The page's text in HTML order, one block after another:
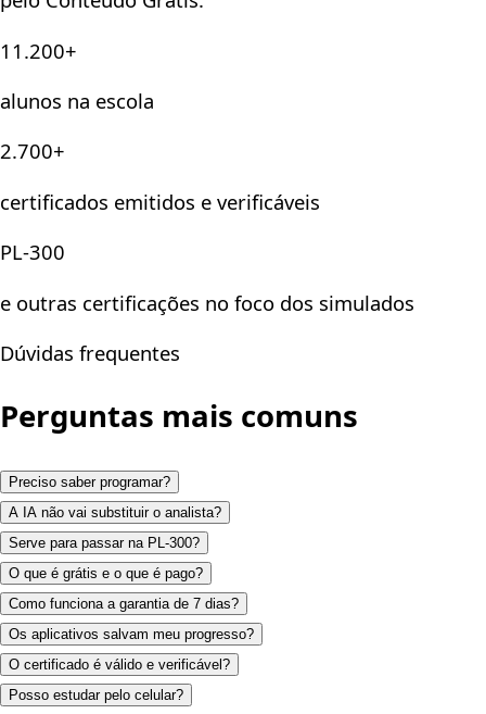
11.200+
alunos na escola
2.700+
certificados emitidos e verificáveis
PL-300
e outras certificações no foco dos simulados
Dúvidas frequentes
Perguntas mais comuns
Preciso saber programar?
A IA não vai substituir o analista?
Serve para passar na PL-300?
O que é grátis e o que é pago?
Como funciona a garantia de 7 dias?
Os aplicativos salvam meu progresso?
O certificado é válido e verificável?
Posso estudar pelo celular?